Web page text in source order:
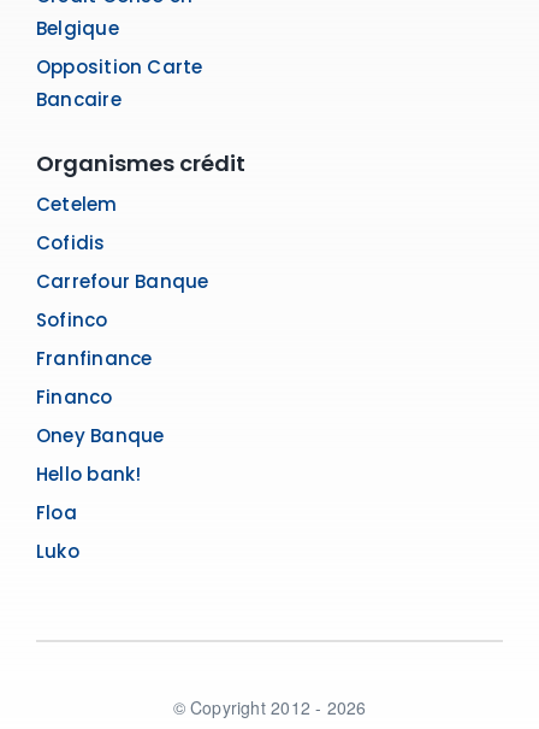
Belgique
Opposition Carte
Bancaire
Organismes crédit
Cetelem
Cofidis
Carrefour Banque
Sofinco
Franfinance
Financo
Oney Banque
Hello bank!
Floa
Luko
© Copyright 2012 - 2026